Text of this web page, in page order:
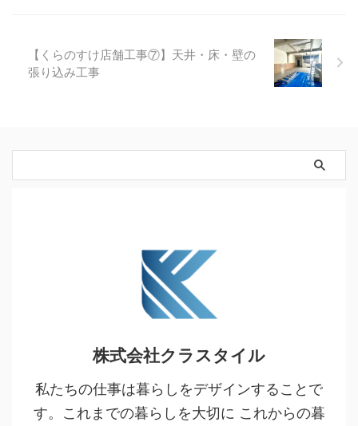
【くらのすけ店舗工事⑦】天井・床・壁の
張り込み工事
株式会社クラスタイル
私たちの仕事は暮らしをデザインすることで
す。これまでの暮らしを大切に これからの暮